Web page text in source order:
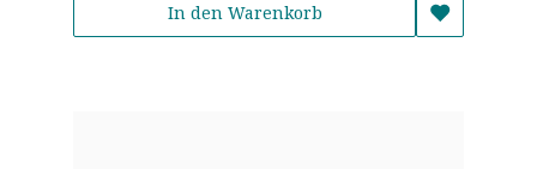
In den Warenkorb